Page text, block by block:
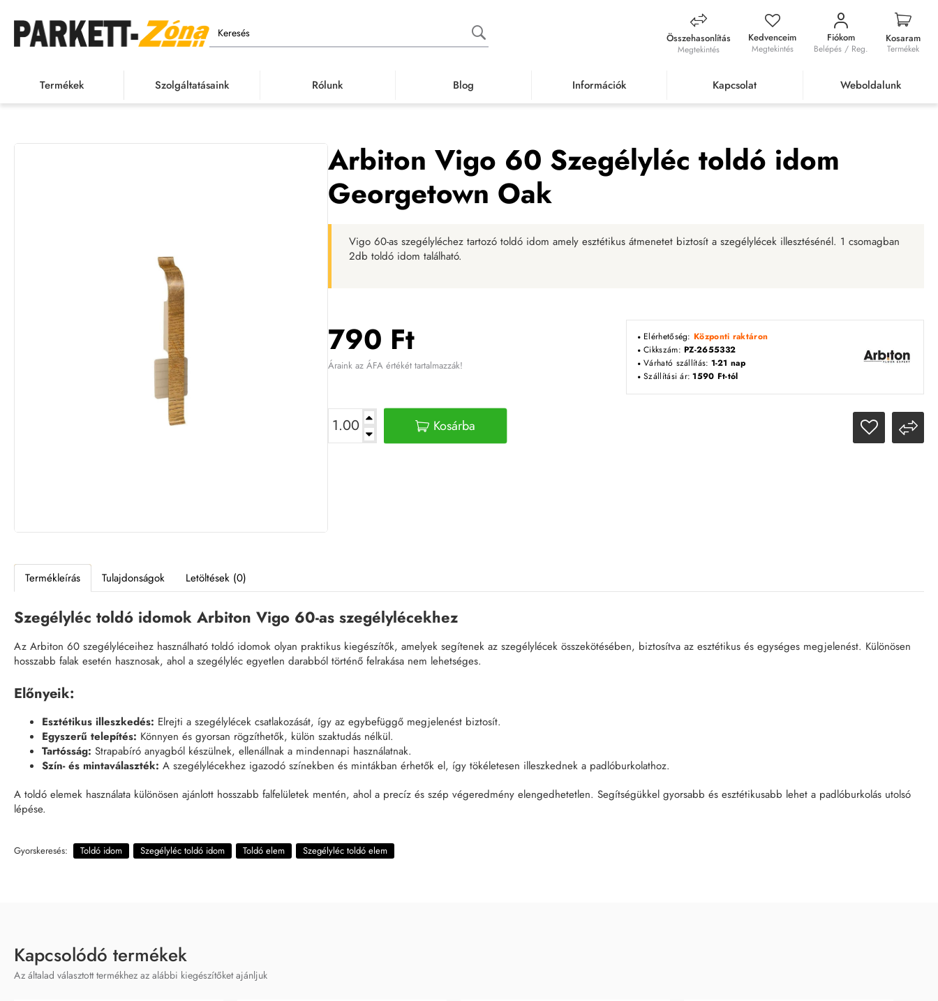
Keresés Összehasonlítás
Megtekintés
Kedvenceim
Megtekintés
Fiókom
Belépés / Reg.
Kosaram
Termékek
Termékek Szolgáltatásaink Rólunk Blog Információk Kapcsolat Weboldalunk
Szegély, szegélyléc Szegélyléc idom Arbiton Vigo 60 Szegélyléc toldó idom Georgetown Oak
Arbiton Vigo 60 Szegélyléc toldó idom
Georgetown Oak
Vigo 60-as szegélyléchez tartozó toldó idom amely esztétikus átmenetet biztosít a szegélylécek illesztésénél. 1 csomagban
2db toldó idom található.
790 Ft
Áraink az ÁFA értékét tartalmazzák!
Elérhetőség:Központi raktáron
Cikkszám:PZ-2655332
Várható szállítás: 1-21 nap
Szállítási ár: 1590 Ft-tól
Kosárba
Termékleírás Tulajdonságok Letöltések (0)
Szegélyléc toldó idomok Arbiton Vigo 60-as szegélylécekhez
Az Arbiton 60 szegélyléceihez használható toldó idomok olyan praktikus kiegészítők, amelyek segítenek az szegélylécek összekötésében, biztosítva az esztétikus és egységes megjelenést. Különösen
hosszabb falak esetén hasznosak, ahol a szegélyléc egyetlen darabból történő felrakása nem lehetséges.
Előnyeik:
Esztétikus illeszkedés: Elrejti a szegélylécek csatlakozását, így az egybefüggő megjelenést biztosít.
Egyszerű telepítés: Könnyen és gyorsan rögzíthetők, külön szaktudás nélkül.
Tartósság: Strapabíró anyagból készülnek, ellenállnak a mindennapi használatnak.
Szín- és mintaválaszték: A szegélylécekhez igazodó színekben és mintákban érhetők el, így tökéletesen illeszkednek a padlóburkolathoz.
A toldó elemek használata különösen ajánlott hosszabb falfelületek mentén, ahol a precíz és szép végeredmény elengedhetetlen. Segítségükkel gyorsabb és esztétikusabb lehet a padlóburkolás utolsó
lépése.
Gyorskeresés: Toldó idom Szegélyléc toldó idom Toldó elem Szegélyléc toldó elem
Kapcsolódó termékek
Az általad választott termékhez az alábbi kiegészítőket ajánljuk